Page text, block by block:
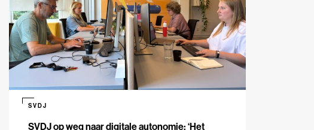
SVDJ op weg naar digitale autonomie: ‘Het
SVDJ